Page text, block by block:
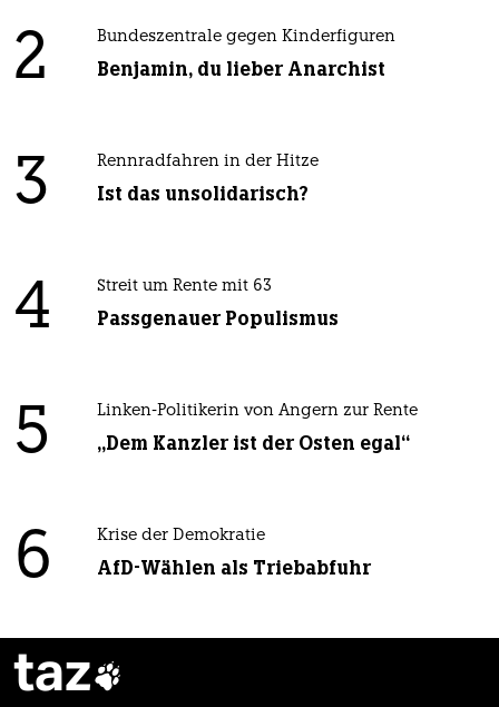
2 Bundeszentrale gegen Kinderfiguren
Benjamin, du lieber Anarchist
3 Rennradfahren in der Hitze
Ist das unsolidarisch?
4 Streit um Rente mit 63
Passgenauer Populismus
5 Linken-Politikerin von Angern zur Rente
„Dem Kanzler ist der Osten egal“
6 Krise der Demokratie
AfD-Wählen als Triebabfuhr
taz